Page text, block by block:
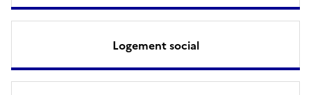
Logement social